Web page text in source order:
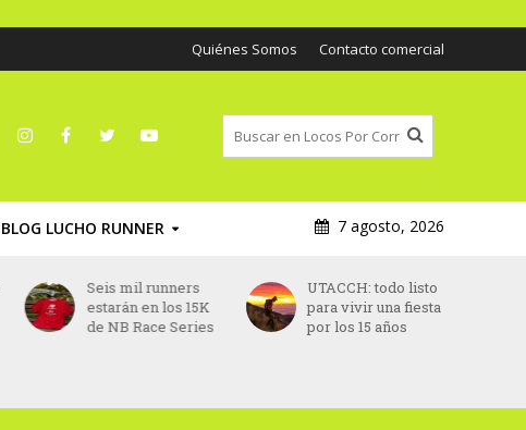
Quiénes Somos Contacto comercial
BLOG LUCHO RUNNER 7 agosto, 2026
Seis mil runners
estarán en los 15K
de NB Race Series
UTACCH: todo listo
para vivir una fiesta
por los 15 años